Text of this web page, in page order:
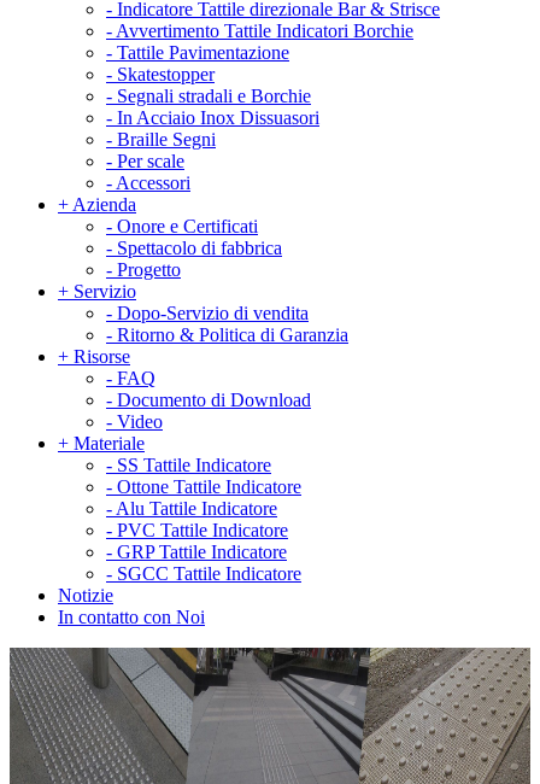
- Indicatore Tattile direzionale Bar & Strisce
- Avvertimento Tattile Indicatori Borchie
- Tattile Pavimentazione
- Skatestopper
- Segnali stradali e Borchie
- In Acciaio Inox Dissuasori
- Braille Segni
- Per scale
- Accessori
+ Azienda
- Onore e Certificati
- Spettacolo di fabbrica
- Progetto
+ Servizio
- Dopo-Servizio di vendita
- Ritorno & Politica di Garanzia
+ Risorse
- FAQ
- Documento di Download
- Video
+ Materiale
- SS Tattile Indicatore
- Ottone Tattile Indicatore
- Alu Tattile Indicatore
- PVC Tattile Indicatore
- GRP Tattile Indicatore
- SGCC Tattile Indicatore
Notizie
In contatto con Noi